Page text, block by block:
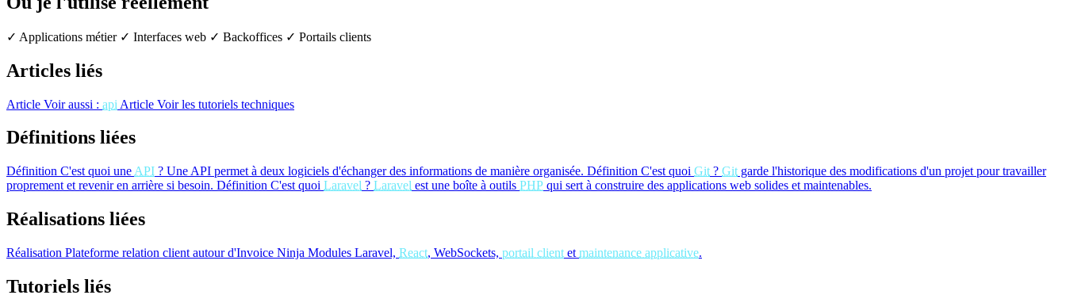
✓ Applications métier ✓ Interfaces web ✓ Backoffices ✓ Portails clients
Articles liés
Article Voir aussi : api Article Voir les tutoriels techniques
Définitions liées
Définition C'est quoi une API ? Une API permet à deux logiciels d'échanger des informations de manière organisée. Définition C'est quoi Git ? Git garde l'historique des modifications d'un projet pour travailler
proprement et revenir en arrière si besoin. Définition C'est quoi Laravel ? Laravel est une boîte à outils PHP qui sert à construire des applications web solides et maintenables.
Réalisations liées
Réalisation Plateforme relation client autour d'Invoice Ninja Modules Laravel, React, WebSockets, portail client et maintenance applicative.
Tutoriels liés